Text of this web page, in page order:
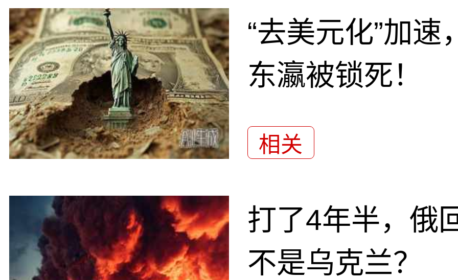
“去美元化”加
东瀛被锁死！
相关
打了4年半，俄
不是乌克兰？